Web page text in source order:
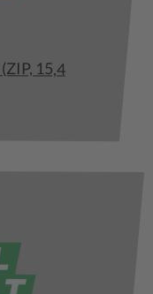
(ZIP, 15,4